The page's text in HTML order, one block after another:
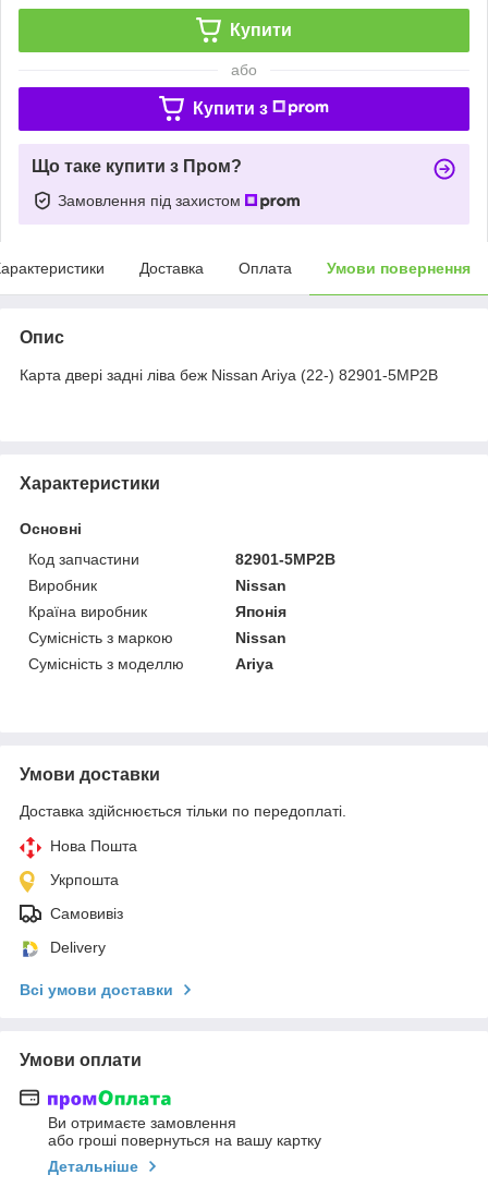
Купити
або
Купити з
Що таке купити з Пром?
Замовлення під захистом
Доставка Оплата Умови повернення
Опис
Карта двері задні ліва беж Nissan Ariya (22-) 82901-5MP2B
Характеристики
Основні
Код запчастини
82901-5MP2B
Виробник
Nissan
Країна виробник
Японія
Сумісність з маркою
Nissan
Сумісність з моделлю
Ariya
Умови доставки
Доставка здійснюється тільки по передоплаті.
Нова Пошта
Укрпошта
Самовивіз
Delivery
Всі умови доставки
Умови оплати
Ви отримаєте замовлення
або гроші повернуться на вашу картку
Детальніше